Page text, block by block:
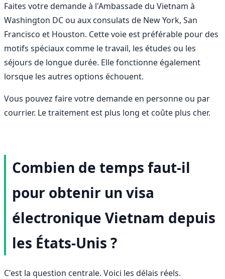
Faites votre demande à l'Ambassade du Vietnam à
Washington DC ou aux consulats de New York, San
Francisco et Houston. Cette voie est préférable pour des
motifs spéciaux comme le travail, les études ou les
séjours de longue durée. Elle fonctionne également
lorsque les autres options échouent.
Vous pouvez faire votre demande en personne ou par
courrier. Le traitement est plus long et coûte plus cher.
Combien de temps faut-il
pour obtenir un visa
électronique Vietnam depuis
les États-Unis ?
C'est la question centrale. Voici les délais réels.